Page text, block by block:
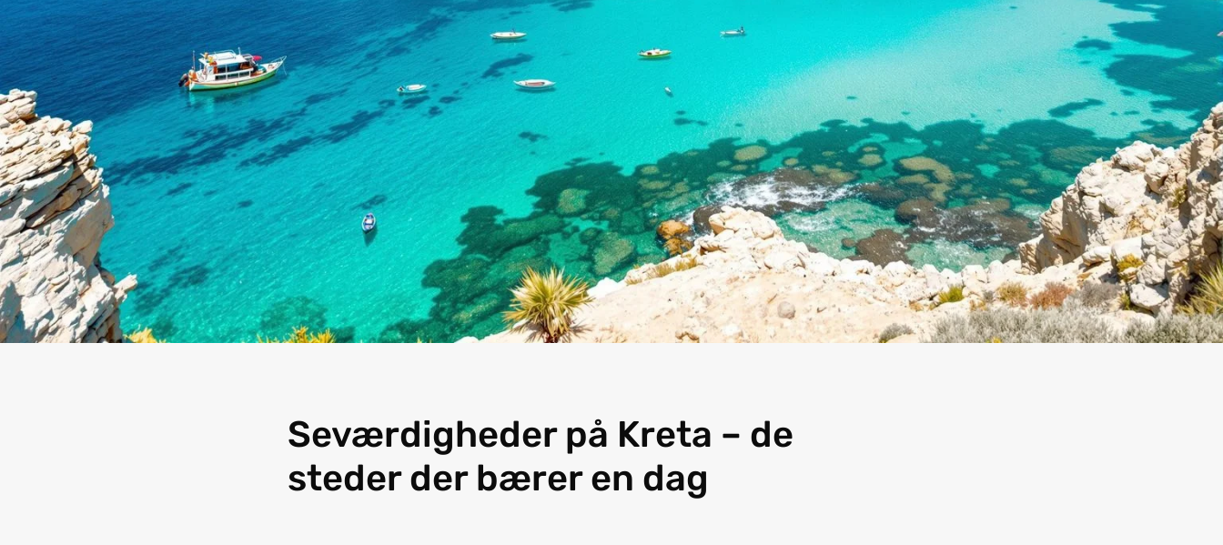
Seværdigheder på Kreta – de
steder der bærer en dag